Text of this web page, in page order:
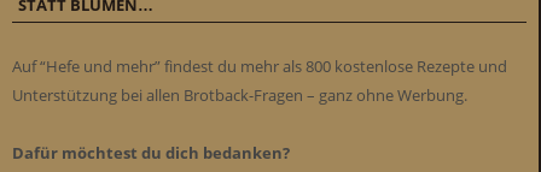
STATT BLUMEN…
Auf “Hefe und mehr” findest du mehr als 800 kostenlose Rezepte und
Unterstützung bei allen Brotback-Fragen – ganz ohne Werbung.
Dafür möchtest du dich bedanken?